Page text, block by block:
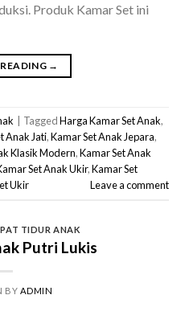
Produk Kamar Set ini
→
TaggedHarga Kamar Set Anak,
Anak Jati,Kamar Set Anak Jepara,
Klasik Modern,Kamar Set Anak
Set Anak Ukir,Kamar Set
Ukir Leave a comment
TIDUR ANAK
Putri Lukis
BY ADMIN